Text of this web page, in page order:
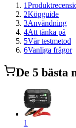
1
2Köpguide
3Användning
4Att tänka på
5Vår testmetod
6Vanliga frågor
De 5 bästa
1